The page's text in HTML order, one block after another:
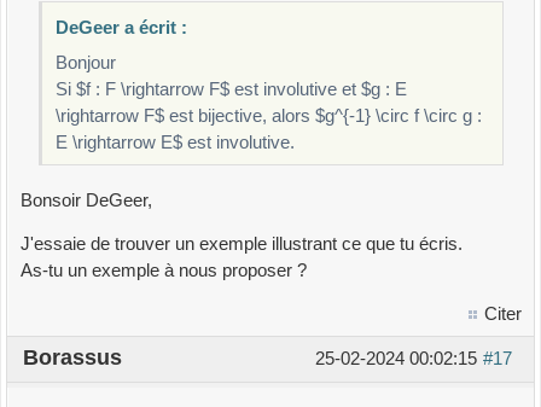
DeGeer a écrit :
Bonjour
Si $f : F \rightarrow F$ est involutive et $g : E
\rightarrow F$ est bijective, alors $g^{-1} \circ f \circ g :
E \rightarrow E$ est involutive.
Bonsoir DeGeer,
J'essaie de trouver un exemple illustrant ce que tu écris.
As-tu un exemple à nous proposer ?
Citer
#17
25-02-2024 00:02:15
Borassus